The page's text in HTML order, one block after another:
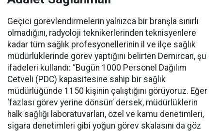
Geçici görevlendirmelerin yalnızca bir branşla sınırlı
olmadığını, radyoloji teknikerlerinden teknisyenlere
kadar tüm sağlık profesyonellerinin il ve ilçe sağlık
müdürlüklerinde görev yaptığını belirten Demircan, şu
ifadeleri kullandı: “Bugün 1000 Personel Dağılım
Cetveli (PDC) kapasitesine sahip bir sağlık
müdürlüğünde 1150 kişinin çalıştığını görüyoruz. Eğer
‘fazlası görev yerine dönsün’ dersek, müdürlüklerin
halk sağlığı laboratuvarları, özel ve kamu denetimleri,
sigara denetimleri gibi yoğun görev skalasını da göz